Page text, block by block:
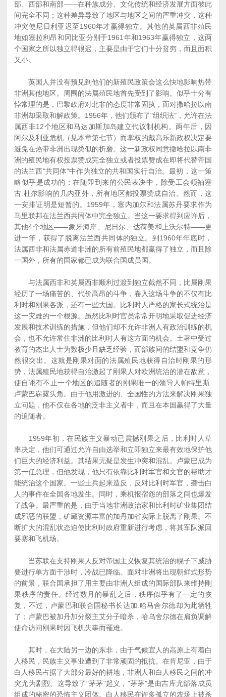
部、西部和南部――在种族成分、文化传统和经济发展方面彼此
间完全不同；这种差异导致了地区与地区之间的严重冲突，这种
冲突使尼日利亚迟至1960年才赢得独立。其他的英属西非殖民
地如塞拉利昂和冈比亚分别于1961年和1963年赢得独立，这两
个国家之所以独立得很迟，主要是由于它们十分贫穷，而且面积
又小。
英国人并没有预见到他们的新殖民政策会这么快地影响热带
非洲其他地区。周围的法属殖民地首先受到了影响。似乎十分有
悖常理的是，巴黎政府对北非的态度非常固执，而对撒哈拉以南
非洲却采取和解政策。1956年，他们颁布了"组织法"，允许在法
属西非12个地区和马达加斯加岛建立代议制机构。两年后，因
阿尔及利亚危机（见本章第七节）而掌权的戴高乐新政权决定要
避免在热带非洲出现类似的折磨。这一新政权同意撒哈拉以南非
洲的殖民地有权投票赞成完全独立或者投票赞成在即将代替帝国
的法兰西"共同体"中作为独立的共和国实行自治。最初，这一策
略似乎是成功的；在随即到来的公民表决中，除受工会领袖塞
古.杜尔影响的几内亚外，所有地区都投票赞成自治。然而，这
一安排证明是短暂的。1959年，塞内加尔和法属苏丹要求作为
马里联邦在法兰西共同体中完全独立。当这一要求得到应许后，
其他4个地区――象牙海岸、尼日尔、达荷美和上沃尔特――更
进一竿，获得了脱离法兰西共同体的独立。到1960年年底时，
法属西非和法属赤道非洲的所有前殖民地都赢得了独立，而且除
一国外，所有的国家都已成为联合国成员国。
与法属西非和英属西非顺利过渡到独立截然不同，比属刚果
经历了一场痛苦的、代价高昂的斗争，卷入这场斗争的不仅有比
利时和刚果各派，还有一些大国。比利时人严格的家长式统治是
这一灾难的一个根源。虽然比利时官员常常开明地采取促进经济
发展和技术训练的措施，但他们却不允许非洲人有政治训练的机
会，也不允许常住非洲的比利时人有这方面的机会。土著中受过
教育的杰出人士为数极少且缺乏经验，而部族间的结盟和竞争仍
然很突出。这就是刚果对面的法属殖民地获得自治时刚果的形
势，法属殖民地获得自治激起了刚果人对欧洲统治的潜在敌意，
使自诩有不止一个地区的追随者的刚果唯一的领导人帕特里斯.
卢蒙巴崭露头角。由于他用激进的、全国性的方法来解决刚果独
立问题，他不仅在各地的泛非主义者中，而且在本国赢得了大量
的追随者。
1959年初，在民族主义暴动已震撼刚果之后，比利时人草
率决定，他们可通过允许自由选举和立即独立来最有效地保护他
们巨大的经济利益。其结果无疑是发生冲突和混乱。卢蒙巴成为
第一任总理，但他发现，他只有依靠比利时军官和文官的帮助才
能统治这个国家。一些土兵起来造反，反对比利时军官，袭击白
人的事件在全国各地发生。同时，乘机报宿怨的部落之间也爆发
了战争。最严重的是，由于当地非洲政治家和比利时矿业集团结
成邪恶的联盟，矿藏资源丰富的加丹加省实际上脱离了刚果。不
断扩大的混乱状态迫使比利时政府重新进行考虑，将其军队派回
要寨和飞机场。
当苏联在支持刚果人反对帝国主义恢复其统治的幌子下威胁
要进行单方面干涉时，冷战已降临。面对非洲将出现朝鲜式形势
的前景，联合国承担了用主要由非洲人组成的国际部队来维持刚
果秩序的责任。经过数月的暴乱之后，秩序似乎有了一定的恢
复，不过，卢蒙巴和联合国秘书长达加.哈马舍尔德却为此牺牲
了；卢蒙巴被加丹加分裂主艾分子暗杀，哈乌舍尔德在肩负调解
使命访问刚果时因飞机失事而罹难。
其时，在大陆另一边的东非，由于气候宜人的高原上有着白
人移民，民族主义事业遭到了非常顽固的抵抗。在肯尼亚，由于
白人移民占据了大部分最好的耕地，非洲人和白人移民之间的冲
突尤为剧烈。这导致了"茅茅"起义，"茅茅"是由吉库尤部落成员
组成的秘密的恐怖主义团体。白人移民在许多孤立的农场上被杀